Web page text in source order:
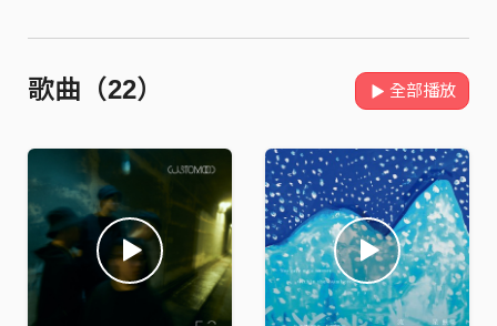
歌曲（22） 全部播放